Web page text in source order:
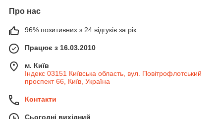
Про нас
96% позитивних з 24 відгуків за рік
Працює з 16.03.2010
м. Київ
Індекс 03151 Київська область, вул. Повітрофлотський
проспект 66, Київ, Україна
Контакти
Сьогодні вихідний